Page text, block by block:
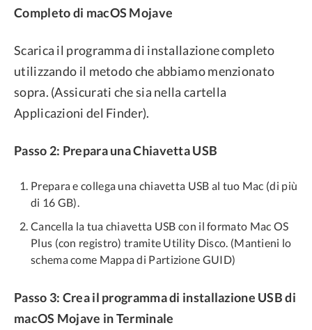
Completo di macOS Mojave
Scarica il programma di installazione completo
utilizzando il metodo che abbiamo menzionato
sopra. (Assicurati che sia nella cartella
Applicazioni del Finder).
Passo 2: Prepara una Chiavetta USB
Prepara e collega una chiavetta USB al tuo Mac (di più
di 16 GB).
Cancella la tua chiavetta USB con il formato Mac OS
Plus (con registro) tramite Utility Disco. (Mantieni lo
schema come Mappa di Partizione GUID)
Passo 3: Crea il programma di installazione USB di
macOS Mojave in Terminale